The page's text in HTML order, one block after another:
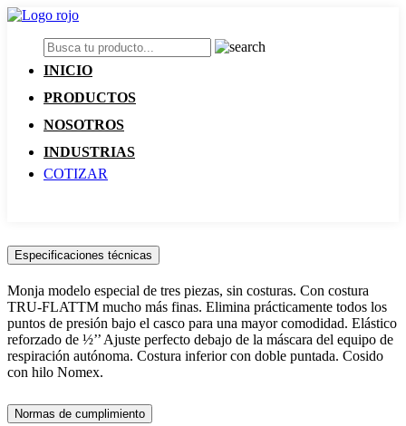
INICIO
PRODUCTOS
NOSOTROS
INDUSTRIAS
COTIZAR
Especificaciones técnicas
Monja modelo especial de tres piezas, sin costuras. Con costura
TRU-FLATTM mucho más finas. Elimina prácticamente todos los
puntos de presión bajo el casco para una mayor comodidad. Elástico
reforzado de ½’’ Ajuste perfecto debajo de la máscara del equipo de
respiración autónoma. Costura inferior con doble puntada. Cosido
con hilo Nomex.
Normas de cumplimiento